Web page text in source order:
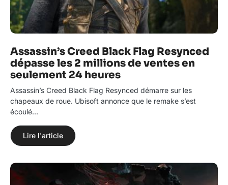
Assassin’s Creed Black Flag Resynced
dépasse les 2 millions de ventes en
seulement 24 heures
Assassin’s Creed Black Flag Resynced démarre sur les
chapeaux de roue. Ubisoft annonce que le remake s’est
écoulé…
Lire l'article